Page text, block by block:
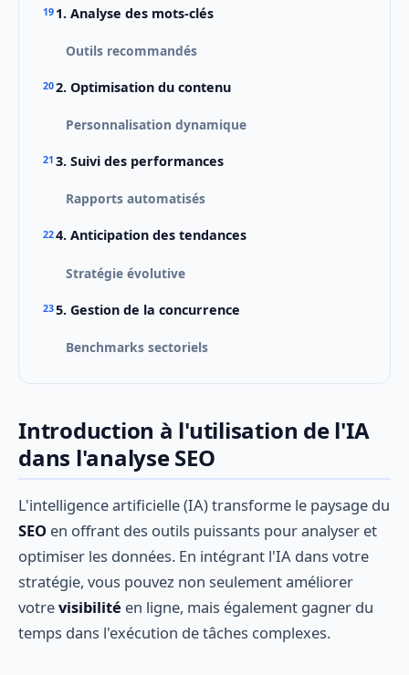
1. Analyse des mots-clés
Outils recommandés
2. Optimisation du contenu
Personnalisation dynamique
3. Suivi des performances
Rapports automatisés
4. Anticipation des tendances
Stratégie évolutive
5. Gestion de la concurrence
Benchmarks sectoriels
Introduction à l'utilisation de l'IA
dans l'analyse SEO
L'intelligence artificielle (IA) transforme le paysage du
SEO en offrant des outils puissants pour analyser et
optimiser les données. En intégrant l'IA dans votre
stratégie, vous pouvez non seulement améliorer
votrevisibilité en ligne, mais également gagner du
temps dans l'exécution de tâches complexes.